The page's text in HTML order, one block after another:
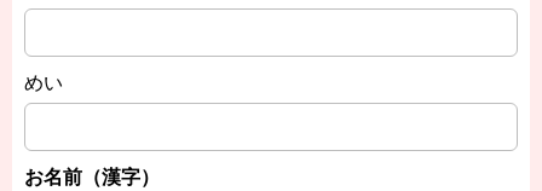
めい
お名前（漢字）